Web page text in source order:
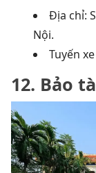
Địa chỉ:
Nội.
Tuyến
12. Bảo